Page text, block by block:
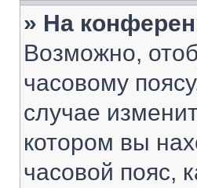
» На
Возможно,
часовому
случае
котором вы
часовой пояс,